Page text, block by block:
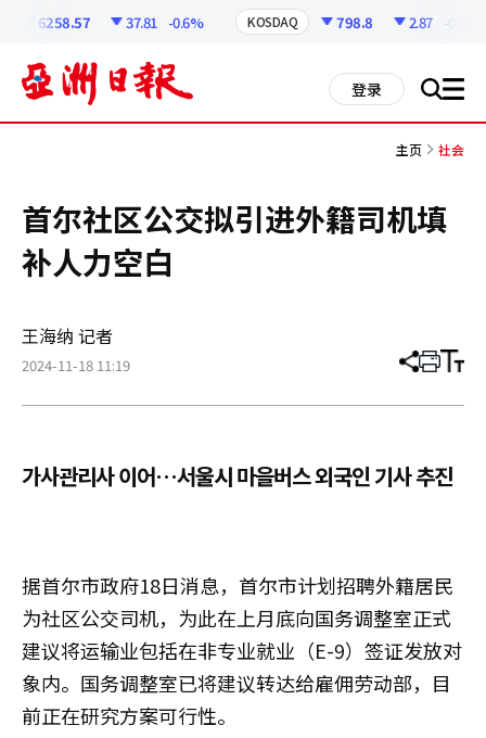
6258.57 37.81 -0.6% KOSDAQ 798.8 2.87 -0.36%
登录 搜 all
主页 社会
首尔社区公交拟引进外籍司机填
补人力空白
王海纳 记者
2024-11-18 11:19 分
章
打 调
小
가사관리사 이어…서울시 마을버스 외국인 기사 추진
据首尔市政府18日消息，首尔市计划招聘外籍居民
为社区公交司机，为此在上月底向国务调整室正式
建议将运输业包括在非专业就业（E-9）签证发放对
象内。国务调整室已将建议转达给雇佣劳动部，目
前正在研究方案可行性。